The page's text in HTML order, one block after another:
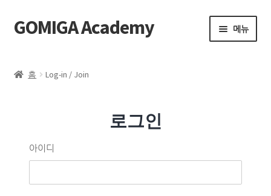
GOMIGA Academy 메뉴
에스테틱
제품 구매
홈 Log-in / Join
로그인
아이디